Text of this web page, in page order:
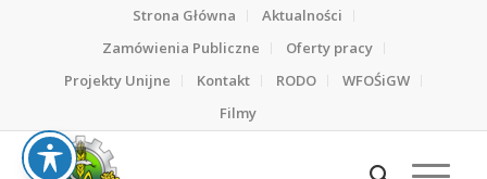
Strona Główna
Aktualności
Zamówienia Publiczne
Oferty pracy
Projekty Unijne
Kontakt RODO
WFOŚiGW
Filmy